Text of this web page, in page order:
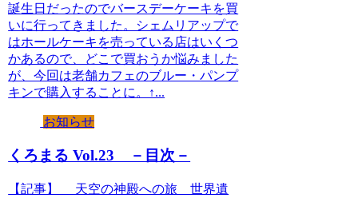
誕生日だったのでバースデーケーキを買
いに行ってきました。シェムリアップで
はホールケーキを売っている店はいくつ
かあるので、どこで買おうか悩みました
が、今回は老舗カフェのブルー・パンプ
キンで購入することに。↑...
お知らせ
くろまる Vol.23 －目次－
【記事】 天空の神殿への旅 世界遺